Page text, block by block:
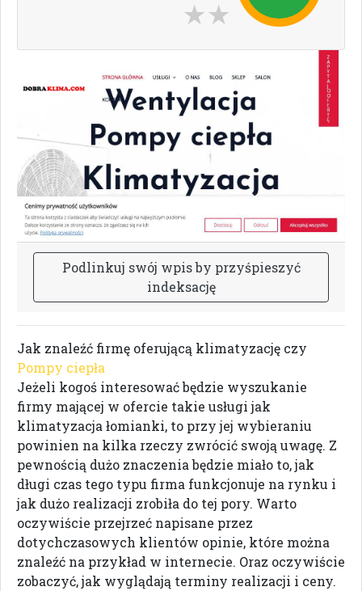
Podlinkuj swój wpisby przyśpieszyć
indeksację
Jak znaleźć firmę oferującą klimatyzację czy
Pompy ciepła
Jeżeli kogoś interesować będzie wyszukanie
firmy mającej w ofercie takie usługi jak
klimatyzacja łomianki, to przy jej wybieraniu
powinien na kilka rzeczy zwrócić swoją uwagę. Z
pewnością dużo znaczenia będzie miało to, jak
długi czas tego typu firma funkcjonuje na rynku i
jak dużo realizacji zrobiła do tej pory. Warto
oczywiście przejrzeć napisane przez
dotychczasowych klientów opinie, które można
znaleźć na przykład w internecie. Oraz oczywiście
zobaczyć, jak wyglądają terminy realizacji i ceny.